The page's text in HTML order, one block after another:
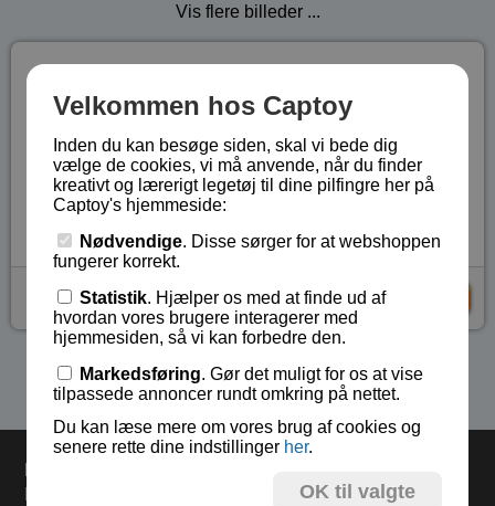
Vis flere billeder ...
Vi vælger tilfældigt et af de 27 metal drillespil BA-
224801 til BA-224827.
Lagerstatus:På lager
Vare nr.: BA-2248
kr 29,-
Se flere produkter i kategorien Gaver under 75 kr
Bestil inden kl 13.00 og varerne sendes i dag mandag.
Velkommen hos Captoy
Inden du kan besøge siden, skal vi bede dig
vælge de cookies, vi må anvende, når du finder
kreativt og lærerigt legetøj til dine pilfingre her på
Captoy's hjemmeside:
Nødvendige. Disse sørger for at webshoppen
fungerer korrekt.
Statistik. Hjælper os med at finde ud af
hvordan vores brugere interagerer med
hjemmesiden, så vi kan forbedre den.
Markedsføring. Gør det muligt for os at vise
tilpassede annoncer rundt omkring på nettet.
Du kan læse mere om vores brug af cookies og
senere rette dine indstillinger her.
OK til valgte